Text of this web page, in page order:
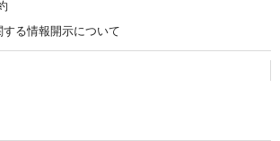
る情報開示について